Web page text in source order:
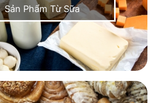
Sản Phẩm Từ Sữa